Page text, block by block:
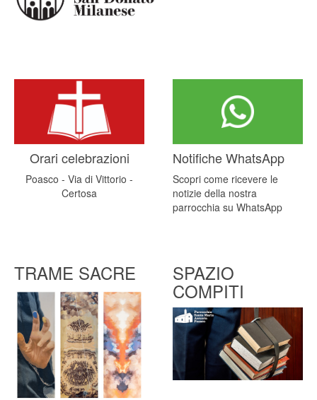
Orari celebrazioni
Poasco - Via di Vittorio -
Certosa
Notifiche WhatsApp
Scopri come ricevere le
notizie della nostra
parrocchia su WhatsApp
TRAME SACRE SPAZIO
COMPITI